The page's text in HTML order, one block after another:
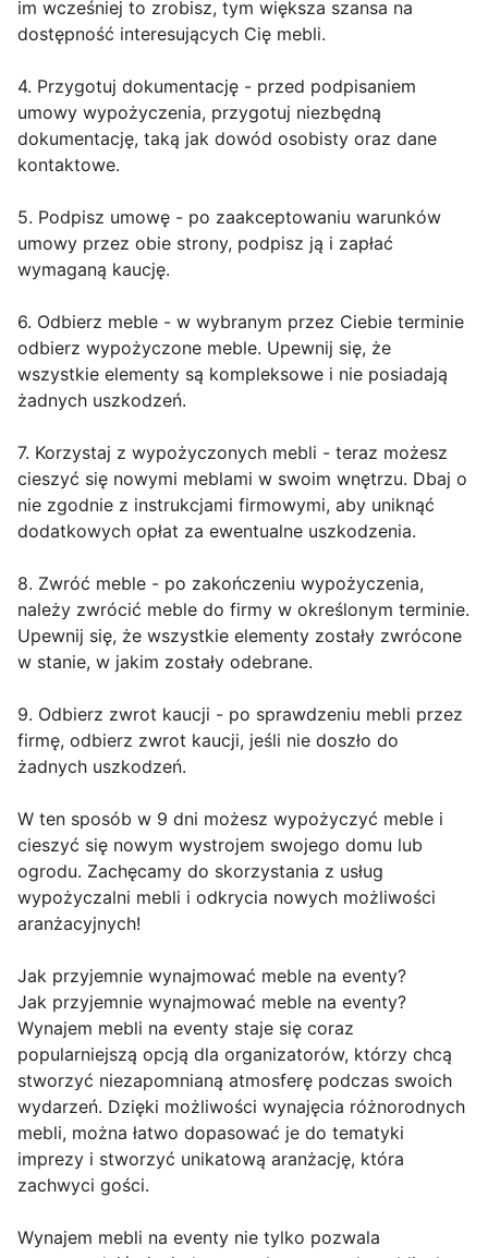
im wcześniej to zrobisz, tym większa szansa na
dostępność interesujących Cię mebli.
4. Przygotuj dokumentację - przed podpisaniem
umowy wypożyczenia, przygotuj niezbędną
dokumentację, taką jak dowód osobisty oraz dane
kontaktowe.
5. Podpisz umowę - po zaakceptowaniu warunków
umowy przez obie strony, podpisz ją i zapłać
wymaganą kaucję.
6. Odbierz meble - w wybranym przez Ciebie terminie
odbierz wypożyczone meble. Upewnij się, że
wszystkie elementy są kompleksowe i nie posiadają
żadnych uszkodzeń.
7. Korzystaj z wypożyczonych mebli - teraz możesz
cieszyć się nowymi meblami w swoim wnętrzu. Dbaj o
nie zgodnie z instrukcjami firmowymi, aby uniknąć
dodatkowych opłat za ewentualne uszkodzenia.
8. Zwróć meble - po zakończeniu wypożyczenia,
należy zwrócić meble do firmy w określonym terminie.
Upewnij się, że wszystkie elementy zostały zwrócone
w stanie, w jakim zostały odebrane.
9. Odbierz zwrot kaucji - po sprawdzeniu mebli przez
firmę, odbierz zwrot kaucji, jeśli nie doszło do
żadnych uszkodzeń.
W ten sposób w 9 dni możesz wypożyczyć meble i
cieszyć się nowym wystrojem swojego domu lub
ogrodu. Zachęcamy do skorzystania z usług
wypożyczalni mebli i odkrycia nowych możliwości
aranżacyjnych!
Jak przyjemnie wynajmować meble na eventy?
Jak przyjemnie wynajmować meble na eventy?
Wynajem mebli na eventy staje się coraz
popularniejszą opcją dla organizatorów, którzy chcą
stworzyć niezapomnianą atmosferę podczas swoich
wydarzeń. Dzięki możliwości wynajęcia różnorodnych
mebli, można łatwo dopasować je do tematyki
imprezy i stworzyć unikatową aranżację, która
zachwyci gości.
Wynajem mebli na eventy nie tylko pozwala